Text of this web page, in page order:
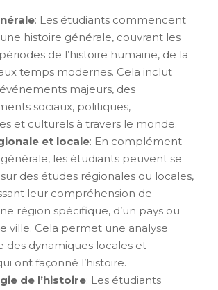
: Les étudiants commencent
histoire générale, couvrant les
de l’histoire humaine, de la
temps modernes. Cela inclut
majeurs, des
sociaux, politiques,
et culturels à travers le monde.
et locale: En complément
générale, les étudiants peuvent se
des études régionales ou locales,
leur compréhension de
région spécifique, d’un pays ou
ville. Cela permet une analyse
des dynamiques locales et
ont façonné l’histoire.
de l’histoire: Les étudiants